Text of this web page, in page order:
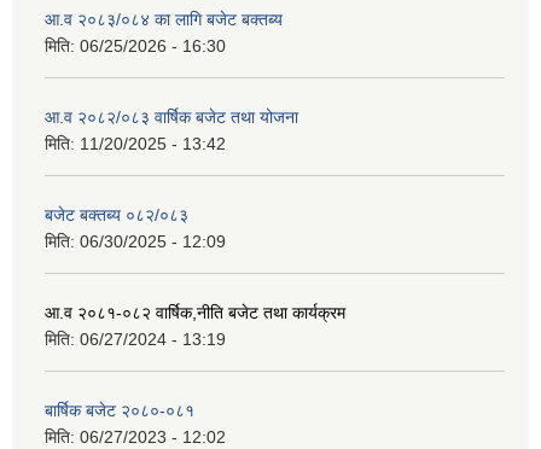
आ.व २०८३/०८४ का लागि बजेट बक्तब्य
मिति: 06/25/2026 - 16:30
आ.व २०८२/०८३ वार्षिक बजेट तथा योजना
मिति: 11/20/2025 - 13:42
बजेट बक्तब्य ०८२/०८३
मिति: 06/30/2025 - 12:09
आ.व २०८१-०८२ वार्षिक,नीति बजेट तथा कार्यक्रम
मिति: 06/27/2024 - 13:19
बार्षिक बजेट २०८०-०८१
मिति: 06/27/2023 - 12:02